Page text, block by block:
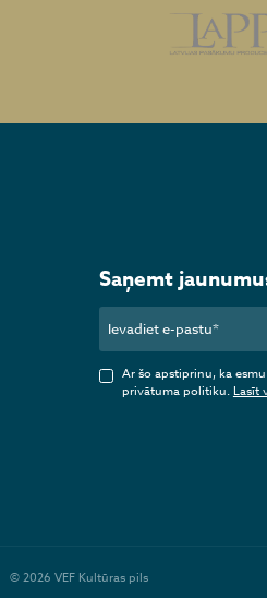
Saņemt
Ar šo apstiprinu, ka
privātuma politiku.Lasīt
© 2026 VEF Kultūras pils